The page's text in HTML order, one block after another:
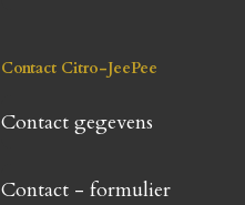
Contact Citro-JeePee
Contact gegevens
Contact - formulier